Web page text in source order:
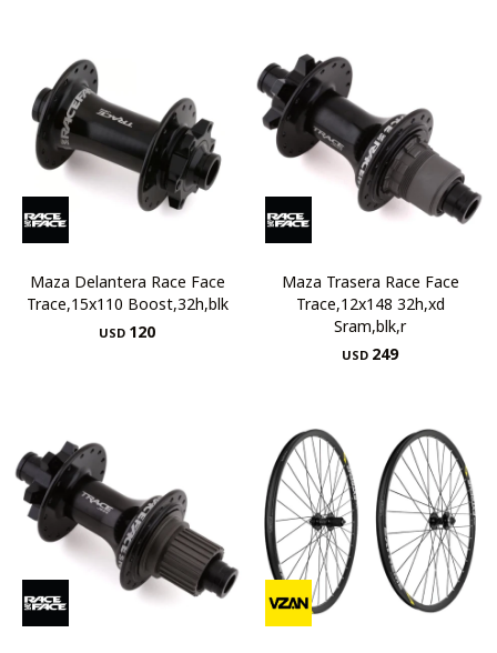
Maza Delantera Race Face
Trace,15x110 Boost,32h,blk
USD 120
Maza Trasera Race Face
Trace,12x148 32h,xd
Sram,blk,r
USD 249